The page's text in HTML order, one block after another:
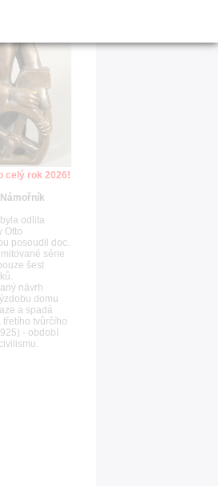
celý rok 2026!
odlita
Otto
posoudil doc.
série
šest
návrh
domu
a spadá
třetího tvůrčího
- období